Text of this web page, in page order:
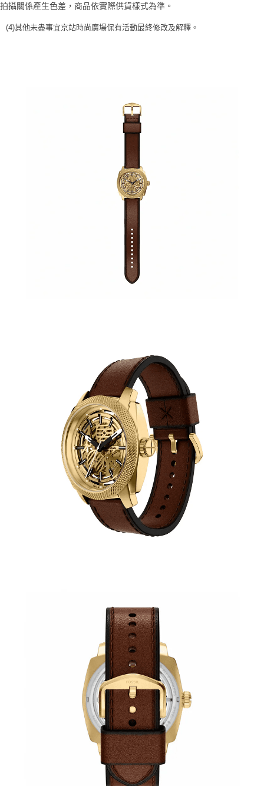
請求用戶進行身份認證。
恩沛科技股份有限公司將有權停止該用戶之使用額度並採取法律行動。
拍攝關係產生色差，商品依實際供貨樣式為準。
(4)其他未盡事宜京站時尚廣場保有活動最終修改及解釋 。